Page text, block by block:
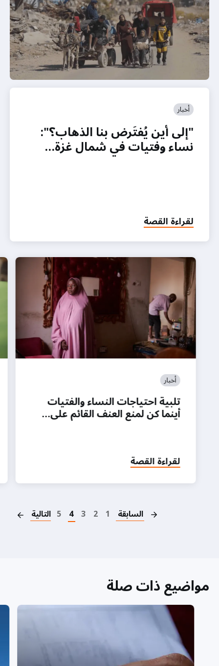
أخبار
"إلى أين يُفتَرض بنا الذهاب؟":
نساء وفتيات في شمال غزة…
لقراءة القصة
أخبار
تلبية احتياجات النساء والفتيات
أينما كن لمنع العنف القائم على…
لقراءة القصة
السابقة 1
2
3
4
5 التالية
مواضيع ذات صلة